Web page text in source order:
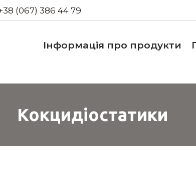
(067) 386 44 79
Інформація про продукти
Кокцидіостатики